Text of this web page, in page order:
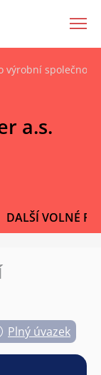
společnost
a.s.
DALŠÍ VOLNÉ
Plný úvazek